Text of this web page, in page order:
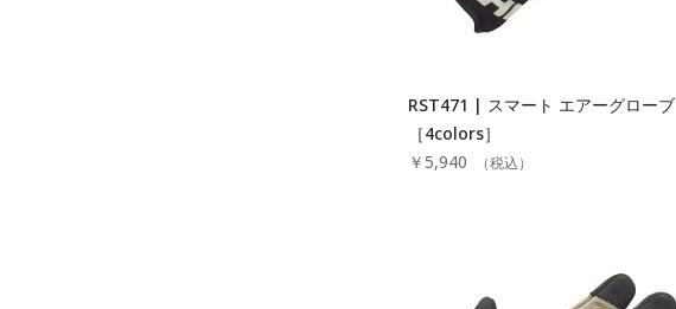
RST471 | スマート エアーグローブ
［4colors］
￥5,940
（税込）